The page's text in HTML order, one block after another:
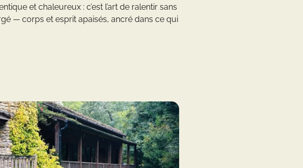
et chaleureux : c’est l’art de ralentir sans
— corps et esprit apaisés, ancré dans ce qui